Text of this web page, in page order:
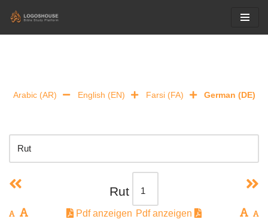
Arabic (AR) English (EN) Farsi (FA) German (DE)
Rut
Pdf anzeigen